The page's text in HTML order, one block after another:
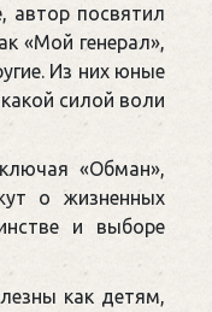
автор посвятил
«Мой генерал»,
Из них юные
силой воли
«Обман»,
о жизненных
и выборе
как детям,